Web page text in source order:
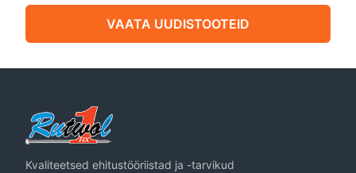
VAATA UUDISTOOTEID
Kvaliteetsed ehitustööriistad ja -tarvikud